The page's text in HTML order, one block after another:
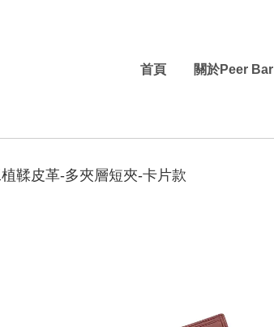
首頁 關於Peer Bar
鞣皮革-多夾層短夾-卡片款